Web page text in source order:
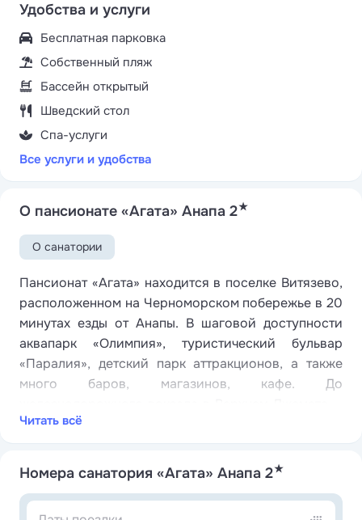
Удобства и услуги
Бесплатная парковка
Собственный пляж
Бассейн открытый
Шведский стол
Спа-услуги
Все услуги и удобства
О пансионате «Агата» Анапа 2★
О санатории
Пансионат «Агата» находится в поселке Витязево,
расположенном на Черноморском побережье в 20
минутах езды от Анапы. В шаговой доступности
аквапарк «Олимпия», туристический бульвар
«Паралия», детский парк аттракционов, а также
много баров, магазинов, кафе. До
14 километров, до аэропорта — около 15 минут
пути.
Пансионат занимает небольшую территорию,
разместившуюся на второй береговой линии.
Комплекс отдыха включает в себя двухэтажный
Читать всё
Номера санатория «Агата» Анапа 2★